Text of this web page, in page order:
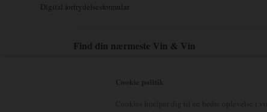
Digital fortrydelsesformular
Find din nærmeste Vin & Vin